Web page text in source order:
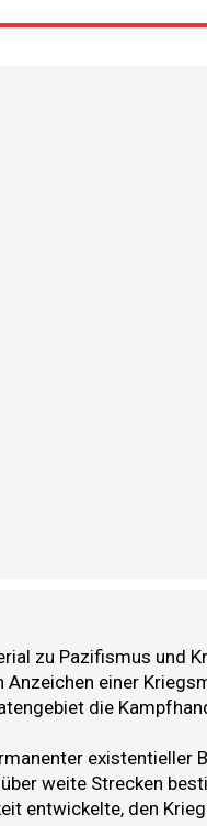
zu Pazifismus und
einer
die
existentieller
weite Strecken
entwickelte, den